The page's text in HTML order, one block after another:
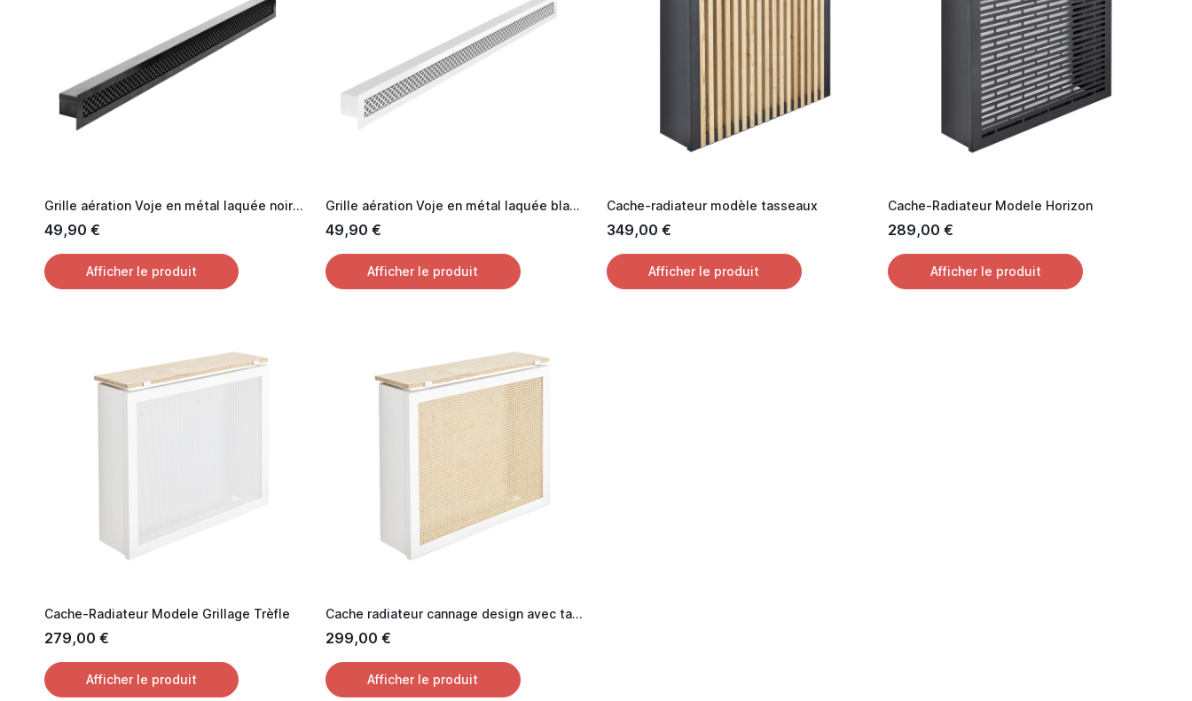
Grille aération Voje en métal laquée noir 60 cm
49,90 €
Afficher le produit
Grille aération Voje en métal laquée blanc 60 cm
49,90 €
Afficher le produit
Cache-radiateur modèle tasseaux
349,00 €
Afficher le produit
Cache-Radiateur Modele Horizon
289,00 €
Afficher le produit
Cache-Radiateur Modele Grillage Trèfle
279,00 €
Afficher le produit
Cache radiateur cannage design avec tablette chêne
299,00 €
Afficher le produit